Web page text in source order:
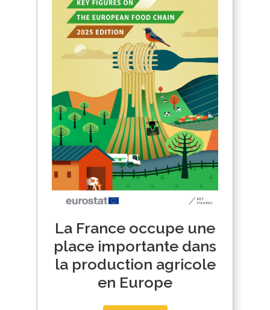
La France occupe une
place importante dans
la production agricole
en Europe